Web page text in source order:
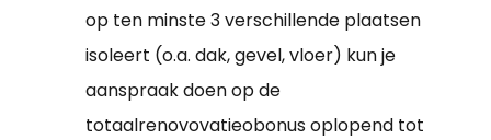
op ten minste 3 verschillende plaatsen
isoleert (o.a. dak, gevel, vloer) kun je
aanspraak doen op de
totaalrenovovatieobonus oplopend tot